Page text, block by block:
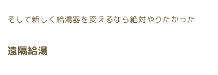
そして新しく給湯器を変えるなら絶対やりたかった
遠隔給湯